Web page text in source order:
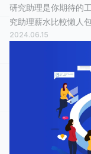
研究助理是你期待的工作嗎？ 那千萬別錯過，比
究助理薪水比較懶人包！ 我們為你蒐集了過去半年來臺北市
理的薪水情報，有 28
2024.06.15